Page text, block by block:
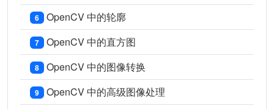
6 OpenCV 中的轮廓
7 OpenCV 中的直方图
8 OpenCV 中的图像转换
9 OpenCV 中的高级图像处理